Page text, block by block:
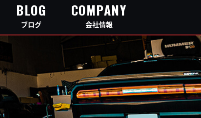
BLOG
ブログ
COMPANY
会社情報